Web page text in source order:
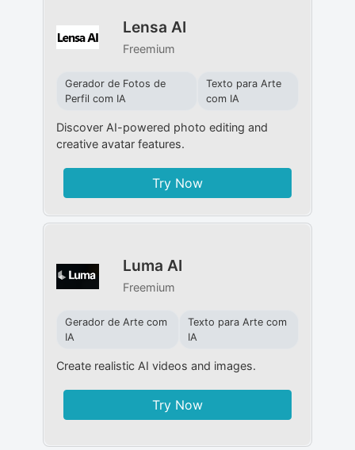
Lensa AI
Freemium
Gerador de Fotos de
Perfil com IA
Texto para Arte
com IA
Discover AI-powered photo editing and
creative avatar features.
Try Now
Luma AI
Freemium
Gerador de Arte com
IA
Texto para Arte com
IA
Create realistic AI videos and images.
Try Now